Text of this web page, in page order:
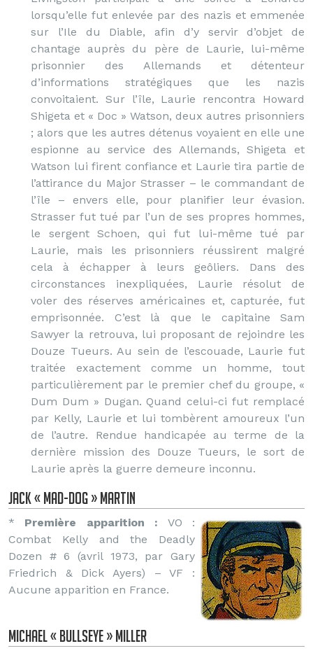
lorsqu’elle fut enlevée par des nazis et emmenée
sur l’Ile du Diable, afin d’y servir d’objet de
chantage auprès du père de Laurie, lui-même
prisonnier des Allemands et détenteur
d’informations stratégiques que les nazis
convoitaient. Sur l’île, Laurie rencontra Howard
Shigeta et « Doc » Watson, deux autres prisonniers
; alors que les autres détenus voyaient en elle une
espionne au service des Allemands, Shigeta et
Watson lui firent confiance et Laurie tira partie de
l’attirance du Major Strasser – le commandant de
l’île – envers elle, pour planifier leur évasion.
Strasser fut tué par l’un de ses propres hommes,
le sergent Schoen, qui fut lui-même tué par
Laurie, mais les prisonniers réussirent malgré
cela à échapper à leurs geôliers. Dans des
circonstances inexpliquées, Laurie résolut de
voler des réserves américaines et, capturée, fut
emprisonnée. C’est là que le capitaine Sam
Sawyer la retrouva, lui proposant de rejoindre les
Douze Tueurs. Au sein de l’escouade, Laurie fut
traitée exactement comme un homme, tout
particulièrement par le premier chef du groupe, «
Dum Dum » Dugan. Quand celui-ci fut remplacé
par Kelly, Laurie et lui tombèrent amoureux l’un
de l’autre. Rendue handicapée au terme de la
dernière mission des Douze Tueurs, le sort de
Laurie après la guerre demeure inconnu.
Jack « Mad-Dog » Martin
* Première apparition : VO :
Combat Kelly and the Deadly
Dozen # 6 (avril 1973, par Gary
Friedrich & Dick Ayers) – VF :
Aucune apparition en France.
Michael « Bullseye » Miller